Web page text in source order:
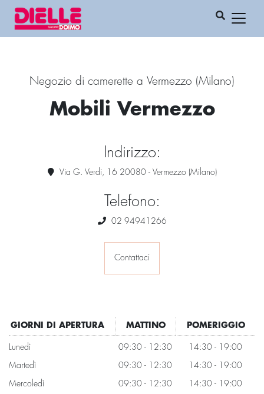
Negozio di camerette a Vermezzo (Milano)
Mobili Vermezzo
Indirizzo:
Via G. Verdi, 16 20080 - Vermezzo (Milano)
Telefono:
02 94941266
Contattaci
GIORNI DI APERTURA MATTINO POMERIGGIO
Lunedì 09:30 - 12:30
14:30 - 19:00
Martedì
09:30 - 12:30
14:30 - 19:00
Mercoledì
09:30 - 12:30
14:30 - 19:00